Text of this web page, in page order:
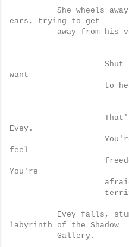
She wheels
ears, trying to get
away from his
Shut
want
to
Evey.
feel
You're
Evey falls,
labyrinth of the Shadow
Gallery.